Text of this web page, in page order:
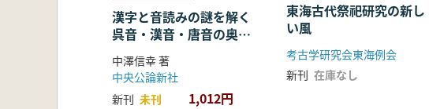
漢字と音読みの謎を解く
呉音・漢音・唐音の奥深
い世界
中澤信幸 著
中央公論新社
新刊 未刊 1,012円
東海古代祭祀研究の新し
い風
考古学研究会東海例会
新刊 在庫なし